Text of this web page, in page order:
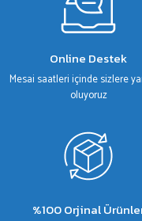
Online Destek
Mesai saatleri içinde sizlere
oluyoruz
%100 Orjinal